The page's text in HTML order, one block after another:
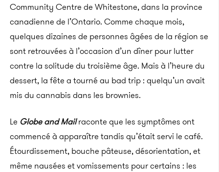
Community Centre de Whitestone, dans la province
canadienne de l’Ontario. Comme chaque mois,
quelques dizaines de personnes âgées de la région se
sont retrouvées à l’occasion d’un dîner pour lutter
contre la solitude du troisième âge. Mais à l’heure du
dessert, la fête a tourné au bad trip : quelqu’un avait
mis du cannabis dans les brownies.
Le Globe and Mail raconte que les symptômes ont
commencé à apparaître tandis qu’était servi le café.
Étourdissement, bouche pâteuse, désorientation, et
même nausées et vomissements pour certains : les